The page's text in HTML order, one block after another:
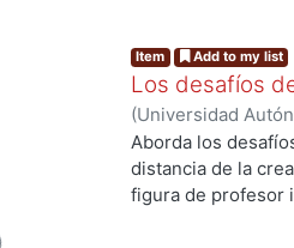
Item Add to my list
Los desafíos
(Universidad
Artes para el
12)Córdoba
Ana;Morales
Aborda los
distancia de la
figura de profesor